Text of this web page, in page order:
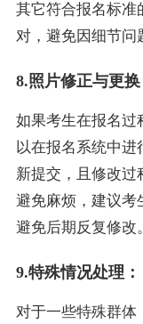
其它符合报名标准
对，避免因细节问
8.照片修正与更换
如果考生在报名过
以在报名系统中进
新提交，且修改过
避免麻烦，建议考
避免后期反复修改。
9.特殊情况处理：
对于一些特殊群体